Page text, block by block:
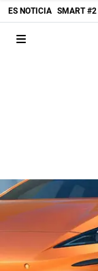
ES NOTICIA SMART #2